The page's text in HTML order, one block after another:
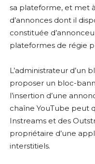
sa plateforme, et met
d’annonces dont il
constituée
plateformes de régie
L’administrateur d’un
proposer un bloc-
l’insertion d’une
chaîne YouTube peut
Instreams et des
propriétaire d’une
interstitiels.